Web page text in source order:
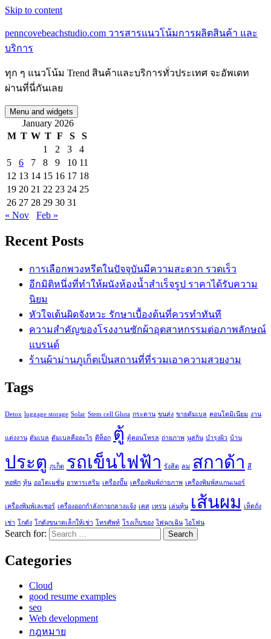
Skip to content
penncovebeachstudio.com วารสารแนวโน้มการผลิตสินค้า และ
บริการ
ทุก ๆ แนวโน้ม Trend สินค้าและบริการทั่วประเทศ จะอัพเดท
ผ่านที่นี่กันเลย
Menu and widgets
January 2026
M T W T F S
S
1
2 3
4
5
6 7 8 9 10 11
12 13 14 15 16 17 18
19 20 21 22 23 24 25
26 27 28 29 30 31
« Nov
Feb »
Recent Posts
การเลือกพวงหรีดในปัจจุบันมีความสะดวก รวดเร็ว
อีกมิติหนึ่งที่ทำให้ผนังห้องน้ำสำเร็จรูป ราคาได้รับความ
นิยม
หัวใจเต้นผิดจังหวะ รักษาเบื้องต้นที่ควรทำทันที
ความสำคัญของโรงงานซักผ้าอุตสาหกรรมต่อภาพลักษณ์
แบรนด์
ร้านผ้าม่านภูเก็ตเป็นสถานที่ที่รวมเอาความสวยงาม
Tags
Detox luggage storage Solar Stem cell Gluta กระดาน ขนส่ง ขายดัมเบล คอนโดมิเนียม งาน
แต่งงาน ดัมเบล ดัมเบลคืออะไร ดีท็อก ตู้ ตู้คอนโทรล ถ่ายภาพ นูสกิน บำรุงผิว บ้าน
ประตู ภูเก็ต รถเข็นไฟฟ้า รังสิต ลม สกาด้า สี
หอพัก หุ้น ออโตเมชั่น อาหารเสริม เครื่องปั๊ม เครื่องพิมพ์ถ่ายภาพ เครื่องพิมพ์สแกนเนอร์
เครื่องพิมพ์เลเซอร์ เครื่องออกกำลังกายกลางแจ้ง เคส เทรน เล่นหุ้น เส้นผม เห็ดถั่ง
เช่า โกดัง โกดังขนาดเล็กให้เช่า โทรศัพท์ โรงเก็บของ ไฟฉุกเฉิน ไอโฟน
Search for:
Categories
Cloud
good resume examples
seo
Web development
กฎหมาย